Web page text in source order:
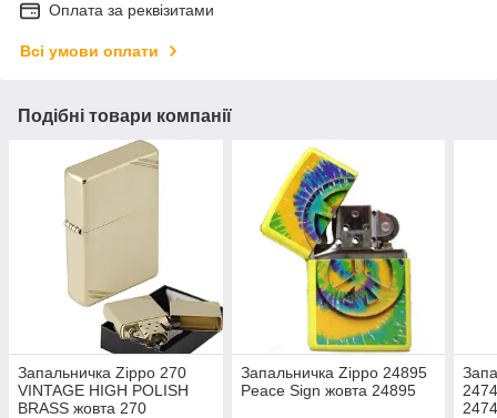
Оплата за реквізитами
Всі умови оплати
Подібні товари компанії
Запальничка Zippo 270
VINTAGE HIGH POLISH
BRASS жовта 270
Запальничка Zippo 24895
Peace Sign жовта 24895